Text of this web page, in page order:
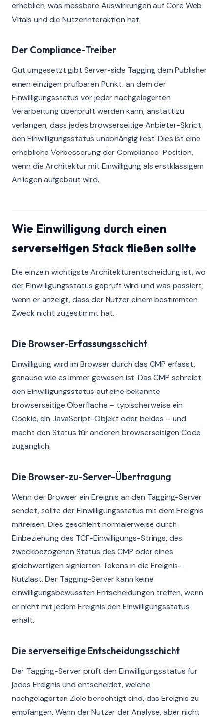
erheblich, was messbare Auswirkungen auf Core Web
Vitals und die Nutzerinteraktion hat.
Der Compliance-Treiber
Gut umgesetzt gibt Server-side Tagging dem Publisher
einen einzigen prüfbaren Punkt, an dem der
Einwilligungsstatus vor jeder nachgelagerten
Verarbeitung überprüft werden kann, anstatt zu
verlangen, dass jedes browserseitige Anbieter-Skript
den Einwilligungsstatus unabhängig liest. Dies ist eine
erhebliche Verbesserung der Compliance-Position,
wenn die Architektur mit Einwilligung als erstklassigem
Anliegen aufgebaut wird.
Wie Einwilligung durch einen
serverseitigen Stack fließen sollte
Die einzeln wichtigste Architekturentscheidung ist, wo
der Einwilligungsstatus geprüft wird und was passiert,
wenn er anzeigt, dass der Nutzer einem bestimmten
Zweck nicht zugestimmt hat.
Die Browser-Erfassungsschicht
Einwilligung wird im Browser durch das CMP erfasst,
genauso wie es immer gewesen ist. Das CMP schreibt
den Einwilligungsstatus auf eine bekannte
browserseitige Oberfläche – typischerweise ein
Cookie, ein JavaScript-Objekt oder beides – und
macht den Status für anderen browserseitigen Code
zugänglich.
Die Browser-zu-Server-Übertragung
Wenn der Browser ein Ereignis an den Tagging-Server
sendet, sollte der Einwilligungsstatus mit dem Ereignis
mitreisen. Dies geschieht normalerweise durch
Einbeziehung des TCF-Einwilligungs-Strings, des
zweckbezogenen Status des CMP oder eines
gleichwertigen signierten Tokens in die Ereignis-
Nutzlast. Der Tagging-Server kann keine
einwilligungsbewussten Entscheidungen treffen, wenn
er nicht mit jedem Ereignis den Einwilligungsstatus
erhält.
Die serverseitige Entscheidungsschicht
Der Tagging-Server prüft den Einwilligungsstatus für
jedes Ereignis und entscheidet, welche
nachgelagerten Ziele berechtigt sind, das Ereignis zu
empfangen. Wenn der Nutzer der Analyse, aber nicht